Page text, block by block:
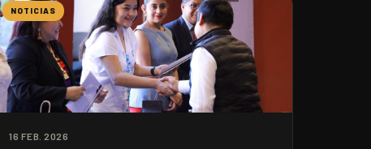
NOTICIAS
16 FEB. 2026